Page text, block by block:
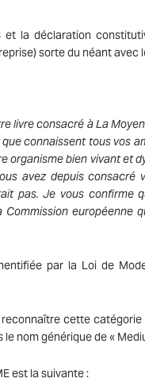
la déclaration
sorte du néant avec
livre consacré à La
connaissent tous vos
organisme bien vivant et
avez depuis
pas. Je vous
européenne
par la Loi de
cette catégorie
nom générique de «
est la suivante :